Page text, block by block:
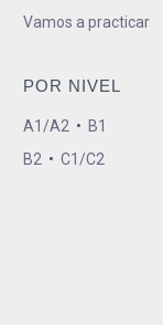
Vamos a practicar
POR NIVEL
A1/A2 • B1
B2 • C1/C2